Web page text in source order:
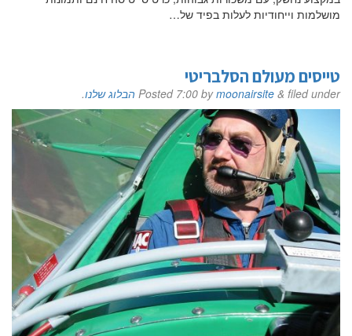
מושלמות וייחודיות לעלות בפיד של…
טייסים מעולם הסלבריטי
Posted 7:00 bymoonairsite & filed under הבלוג שלנו.
הערות ושאלות
שלח הודעה